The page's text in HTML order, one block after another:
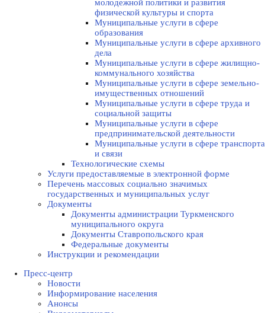
молодежной политики и развития
физической культуры и спорта
Муниципальные услуги в сфере
образования
Муниципальные услуги в сфере архивного
дела
Муниципальные услуги в сфере жилищно-
коммунального хозяйства
Муниципальные услуги в сфере земельно-
имущественных отношений
Муниципальные услуги в сфере труда и
социальной защиты
Муниципальные услуги в сфере
предпринимательской деятельности
Муниципальные услуги в сфере транспорта
и связи
Технологические схемы
Услуги предоставляемые в электронной форме
Перечень массовых социально значимых
государственных и муниципальных услуг
Документы
Документы администрации Туркменского
муниципального округа
Документы Ставропольского края
Федеральные документы
Инструкции и рекомендации
Пресс-центр
Новости
Информирование населения
Анонсы